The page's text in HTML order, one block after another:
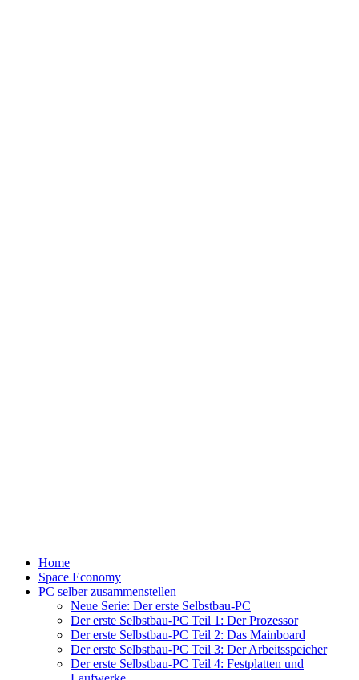
Home
Space Economy
PC selber zusammenstellen
Neue Serie: Der erste Selbstbau-PC
Der erste Selbstbau-PC Teil 1: Der Prozessor
Der erste Selbstbau-PC Teil 2: Das Mainboard
Der erste Selbstbau-PC Teil 3: Der Arbeitsspeicher
Der erste Selbstbau-PC Teil 4: Festplatten und